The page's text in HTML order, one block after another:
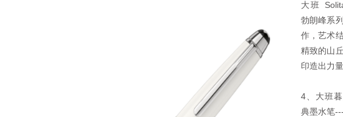
大班
勃朗峰系
作，艺术
精致的山
印造出力
4、大班
典墨水笔